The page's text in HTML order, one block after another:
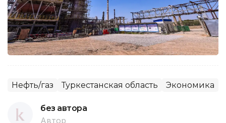
Нефть/газ Туркестанская область Экономика
без автора
Автор